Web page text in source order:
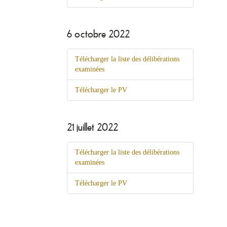
6 octobre 2022
Télécharger la liste des délibérations
examinées
Télécharger le PV
21 juillet 2022
Télécharger la liste des délibérations
examinées
Télécharger le PV